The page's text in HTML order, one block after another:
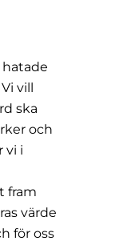
vill
ska
och
vi i
fram
värde
för oss